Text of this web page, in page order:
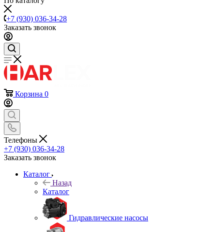
+7 (930) 036-34-28
Заказать звонок
Корзина 0
Телефоны
+7 (930) 036-34-28
Заказать звонок
Каталог
Назад
Каталог
Гидравлические насосы